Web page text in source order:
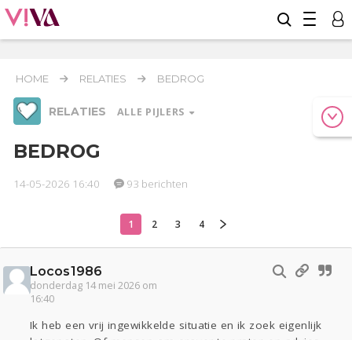
HOME RELATIES BEDROG
RELATIES ALLE PIJLERS
Werk & Studie
Seks Gezondheid
Coronavirus
Overig
Actueel Oekraïne
Kinderen
Zwanger
Psyche Thuis
Klussen
BEDROG
14-05-2026 16:40 93 berichten
1 2 3 4
Locos1986
donderdag 14 mei 2026 om
16:40
Ik heb een vrij ingewikkelde situatie en ik zoek eigenlijk